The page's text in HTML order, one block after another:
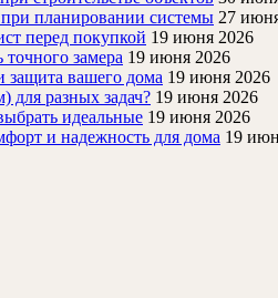
планировании системы 27
перед покупкой 19 июня 2026
замера 19 июня 2026
вашего дома 19 июня 2026
разных задач? 19 июня 2026
идеальные 19 июня 2026
и надежность для дома 19